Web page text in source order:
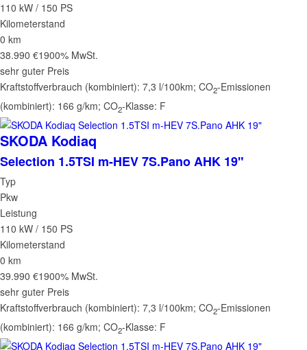
110 kW / 150 PS
Kilometerstand
0 km
38.990 €1900% MwSt.
sehr guter Preis
Kraftstoffverbrauch (kombiniert): 7,3 l/100km; CO2-Emissionen
(kombiniert): 166 g/km; CO2-Klasse: F
SKODA Kodiaq
Selection 1.5TSI m-HEV 7S.Pano AHK 19"
Typ
Pkw
Leistung
110 kW / 150 PS
Kilometerstand
0 km
39.990 €1900% MwSt.
sehr guter Preis
Kraftstoffverbrauch (kombiniert): 7,3 l/100km; CO2-Emissionen
(kombiniert): 166 g/km; CO2-Klasse: F